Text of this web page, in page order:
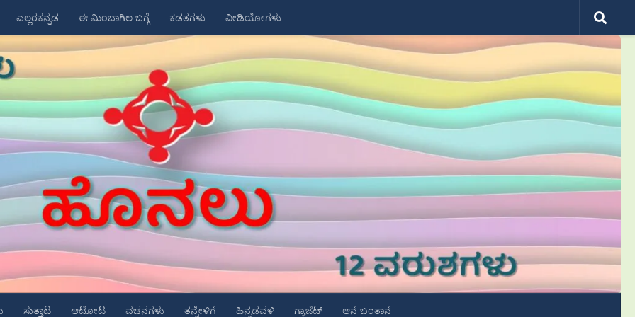
ಎಲ್ಲರಕನ್ನಡ ಈ ಮಿಂಬಾಗಿಲ ಬಗ್ಗೆ ಕಡತಗಳು ವೀಡಿಯೋಗಳು
ಸುತ್ತಾಟ ಆಟೋಟ ವಚನಗಳು ತನ್ನೇಳಿಗೆ ಹಿನ್ನಡವಳಿ ಗ್ಯಾಜೆಟ್ ಆನೆ ಬಂತಾನೆ